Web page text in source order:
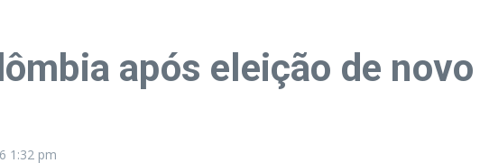
após eleição de
1:32 pm